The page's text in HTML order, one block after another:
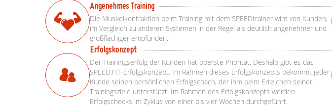
Angenehmes Training
Die Muskelkontraktion beim Training mit dem SPEEDtrainer wird von Kunden,
im Vergleich zu anderen Systemen in der Regel als deutlich angenehmer und
großflächiger empfunden.
Erfolgskonzept
Der Trainingserfolg der Kunden hat oberste Priorität. Deshalb gibt es das
SPEED.FIT-Erfolgskonzept. Im Rahmen dieses Erfolgskonzepts bekommt jeder
Kunde seinen persönlichen Erfolgscoach, der ihm beim Erreichen seiner
Trainingsziele unterstützt. Im Rahmen des Erfolgskonzepts werden
Erfolgschecks im Zyklus von einer bis vier Wochen durchgeführt.